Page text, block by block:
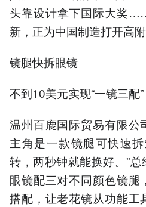
头靠设计拿下国际大奖
新，正为中国制造打开高
镜腿快拆眼镜
不到10美元实现“一镜三配”
温州百鹿国际贸易有限公
主角是一款镜腿可快速
转，两秒钟就能换好。”
眼镜配三对不同颜色镜腿
搭配，让老花镜从功能工